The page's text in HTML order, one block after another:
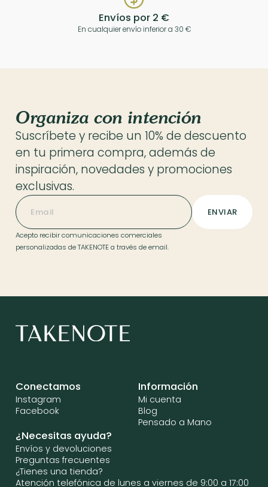
Envíos por 2 €
En cualquier envío inferior a 30 €
Organiza con intención
Suscríbete y recibe un 10% de descuento
en tu primera compra, además de
inspiración, novedades y promociones
exclusivas.
Acepto recibir comunicaciones comerciales
personalizadas de TAKENOTE a través de email.
Conectamos
Instagram
Facebook
Información
Mi cuenta
Blog
Pensado a Mano
¿Necesitas ayuda?
Envíos y devoluciones
Preguntas frecuentes
¿Tienes una tienda?
Atención telefónica de lunes a viernes de 9:00 a 17:00